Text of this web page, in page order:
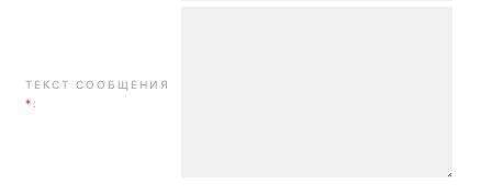
ТЕКСТ СООБЩЕНИЯ
* :